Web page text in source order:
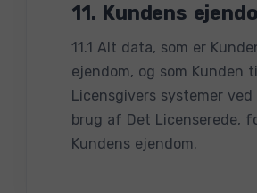
11. Kundens
11.1 Alt data, som er
ejendom, og som Kunden
Licensgivers systemer ved
brug af Det Licenserede,
Kundens ejendom.